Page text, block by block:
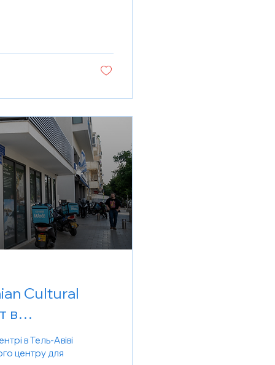
Cultural
в
в Тель-
в Тель-Авіві
центру для